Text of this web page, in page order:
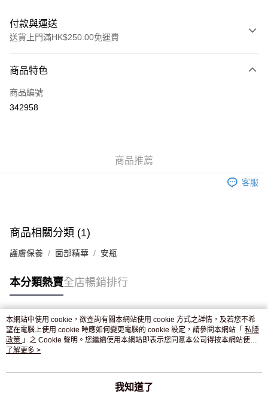
付款與運送
送貨上門滿HK$250.00免運費
信用卡
Apple Pay
付款後門市自取，訂單確認後2-4個工作天到店，7天內取。逾期後
商品特色
商品編號
342958
商品推薦
客服
商品相關分類 (1)
護膚保養 面部精華 安瓶
本分類熱賣全店暢銷排行
熱門標籤
熱銷排行
本網站中使用 cookie，欲查詢有關本網站使用 cookie 方式之詳情，及若您不希
望在電腦上使用 cookie 時應如何變更電腦的 cookie 設定，請參閱本網站「 私隱
政策 」之 Cookie 聲明。您繼續使用本網站即表示您同意本公司得按本網站使用
條款之 Cookie 聲明使用 cookie。
了解更多 >
我知道了